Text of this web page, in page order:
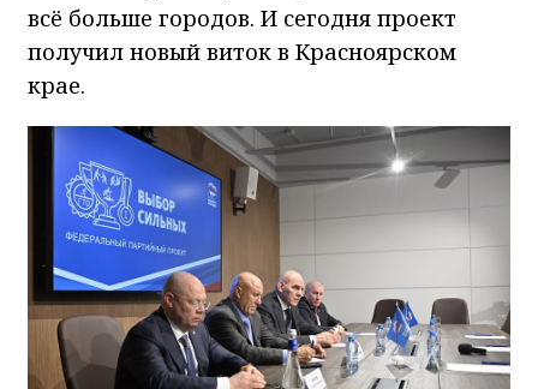
всё больше городов. И сегодня проект
получил новый виток в Красноярском
крае.